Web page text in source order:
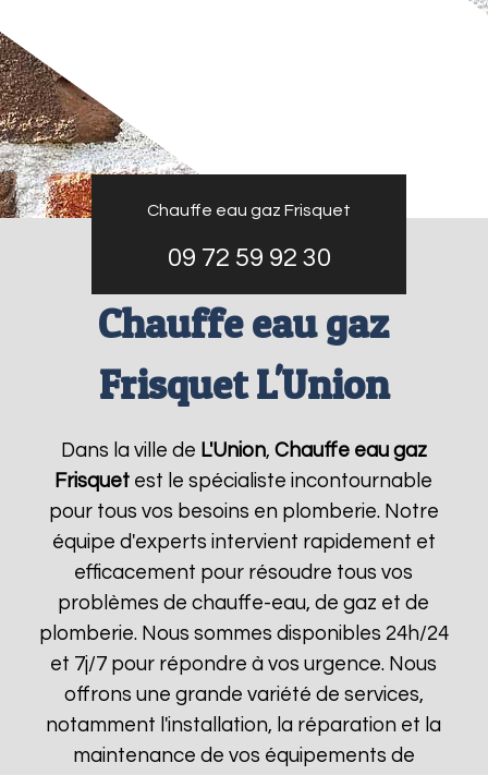
Chauffe eau gaz Frisquet
09 72 59 92 30
Chauffe eau gaz
Frisquet L'Union
Dans la ville de L'Union, Chauffe eau gaz
Frisquet est le spécialiste incontournable
pour tous vos besoins en plomberie. Notre
équipe d'experts intervient rapidement et
efficacement pour résoudre tous vos
problèmes de chauffe-eau, de gaz et de
plomberie. Nous sommes disponibles 24h/24
et 7j/7 pour répondre à vos urgence. Nous
offrons une grande variété de services,
notamment l'installation, la réparation et la
maintenance de vos équipements de